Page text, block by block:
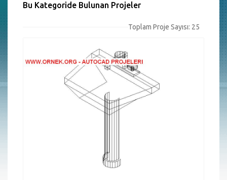
Bu Kategoride Bulunan Projeler
Toplam Proje Sayısı: 25